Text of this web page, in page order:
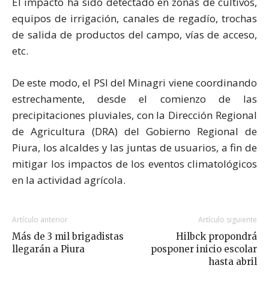
equipos de irrigación, canales de regadío, trochas
de salida de productos del campo, vías de acceso,
etc.
De este modo, el PSI del Minagri viene coordinando
estrechamente, desde el comienzo de las
precipitaciones pluviales, con la Dirección Regional
de Agricultura (DRA) del Gobierno Regional de
Piura, los alcaldes y las juntas de usuarios, a fin de
mitigar los impactos de los eventos climatológicos
en la actividad agrícola.
Artículo anterior
Más de 3 mil brigadistas
llegarán a Piura
Artículo siguiente
Hilbck propondrá
posponer inicio escolar
hasta abril